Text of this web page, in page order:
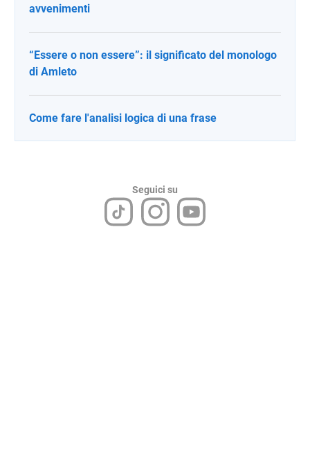
avvenimenti
“Essere o non essere”: il significato del monologo
di Amleto
Come fare l'analisi logica di una frase
Seguici su